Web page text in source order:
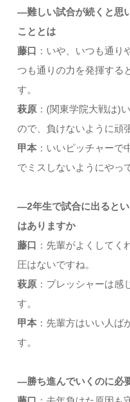
―難しい試合が続くと思
こととは
藤口 ：いや、いつも通り
つも通りの力を発揮する
す。
萩原：(関東学院大戦は)
ので、負けないように頑
甲本：いいピッチャーで
でミスしないようにやっ
―2年生で試合に出ると
はありますか
藤口 ：先輩がよくして
圧はないですね。
萩原：プレッシャーは感
す。
甲本：先輩方はいい人ば
す。
―勝ち進んでいくのに必